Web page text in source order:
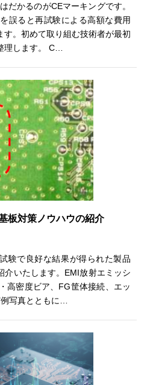
だかるのがCEマーキングです。
誤ると再試験による高額な費用
す。初めて取り組む技術者が最初
理します。 C…
板対策ノウハウの紹介
験で良好な結果が得られた製品
介いたします。EMI放射エミッシ
高密度ビア、FG筐体接続、エッ
写真とともに…